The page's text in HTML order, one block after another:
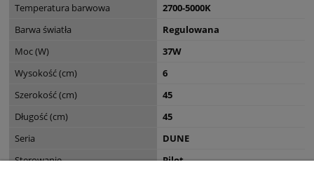
Temperatura barwowa
2700-5000K
Barwa światła
Regulowana
Moc (W)
37W
Wysokość (cm)
6
Szerokość (cm)
45
Długość (cm)
45
Seria
DUNE
Sterowanie
Pilot